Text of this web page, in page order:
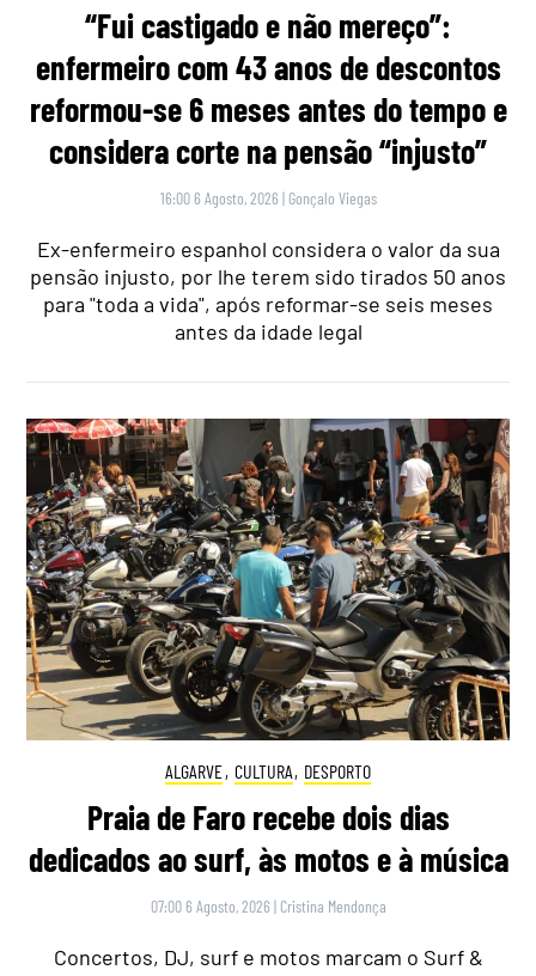
“Fui castigado e não mereço”:
enfermeiro com 43 anos de descontos
reformou-se 6 meses antes do tempo e
considera corte na pensão “injusto”
16:00 6 Agosto, 2026 | Gonçalo Viegas
Ex-enfermeiro espanhol considera o valor da sua
pensão injusto, por lhe terem sido tirados 50 anos
para "toda a vida", após reformar-se seis meses
antes da idade legal
ALGARVE, CULTURA, DESPORTO
Praia de Faro recebe dois dias
dedicados ao surf, às motos e à música
07:00 6 Agosto, 2026 | Cristina Mendonça
Concertos, DJ, surf e motos marcam o Surf &